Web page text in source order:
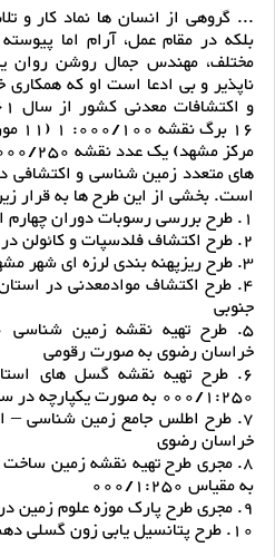
... گروهی از انسان ها نماد کار و
بلکه در مقام عمل، آرام اما
مختلف، مهندس جمال روشن روان
ناپذیر و بی ادعا است او که
های متعدد زمین شناسی و اکتشافی
است. بخشی از این طرح ها به قرار
1. طرح بررسی رسوبات دوران چهارم استان کرمان
2. طرح اکتشاف فلدسپات و کائولن در یزد
3. طرح ریزپهنه بندی لرزه ای شهر مشهد
4. طرح اکتشاف موادمعدنی در
جنوبی
خراسان رضوی به صورت رقومی
6. طرح تهیه نقشه گسل های
000/1:250 به صورت یکپارچه در سیستم رقومی
7. طرح اطلس جامع زمین شناسی –
خراسان رضوی
8. مجری طرح تهیه نقشه زمین
به مقیاس 000/1:250
9. مجری طرح پارک موزه علوم زمین در مشهد
10. طرح پتانسیل یابی زون گسلی دهشیر یزد